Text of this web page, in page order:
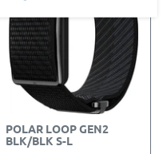
POLAR LOOP GEN2
BLK/BLK S-L